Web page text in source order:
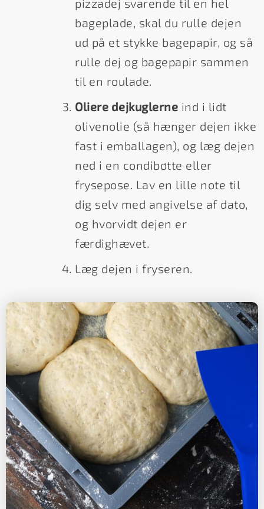
pizzadej svarende til en hel
bageplade, skal du rulle dejen
ud på et stykke bagepapir, og så
rulle dej og bagepapir sammen
til en roulade.
Oliere dejkuglerne ind i lidt
olivenolie (så hænger dejen ikke
fast i emballagen), og læg dejen
ned i en condibøtte eller
frysepose. Lav en lille note til
dig selv med angivelse af dato,
og hvorvidt dejen er
færdighævet.
Læg dejen i fryseren.